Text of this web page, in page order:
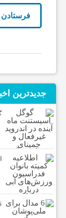
جدیدترین‌
6 مدال برای